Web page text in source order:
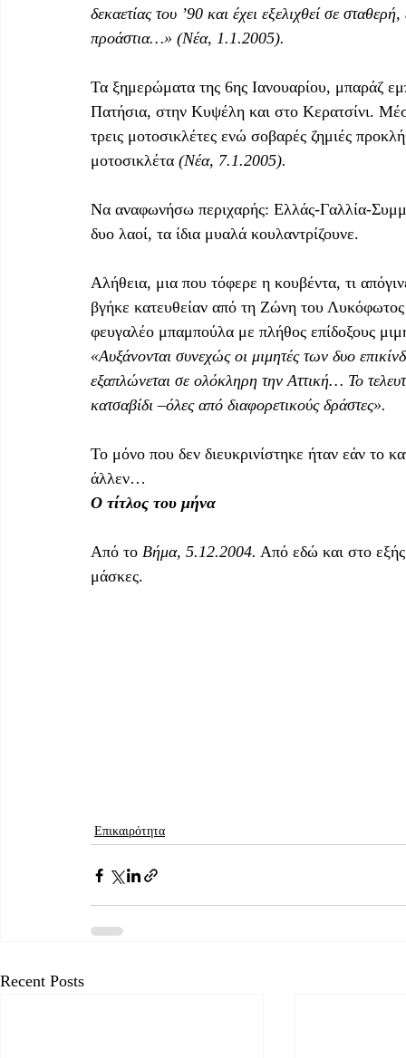
δεκαετίας του ’90 και έχει εξελιχθεί σε
προάστια…» (Νέα, 1.1.2005).
Τα ξημερώματα της 6ης Ιανουαρίου, μπαράζ
Πατήσια, στην Κυψέλη και στο Κερατσίνι.
τρεις μοτοσικλέτες ενώ σοβαρές ζημιές
μοτοσικλέτα (Νέα, 7.1.2005).
Να αναφωνήσω περιχαρής: Ελλάς-Γαλλία-
δυο λαοί, τα ίδια μυαλά κουλαντρίζουνε.
Αλήθεια, μια που τόφερε η κουβέντα, τι
βγήκε κατευθείαν από τη Ζώνη του
φευγαλέο μπαμπούλα με πλήθος επίδοξους
«Αυξάνονται συνεχώς οι μιμητές των δυο
εξαπλώνεται σε ολόκληρη την Αττική… Το
κατσαβίδι –όλες από διαφορετικούς δράστες».
Το μόνο που δεν διευκρινίστηκε ήταν εάν το
άλλεν…
Ο τίτλος του μήνα
Από το Βήμα, 5.12.2004. Από εδώ και στο
μάσκες.
Επικαιρότητα
Recent Posts